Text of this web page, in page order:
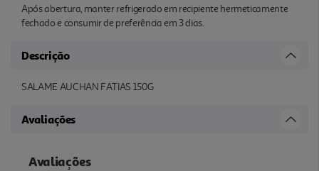
Após abertura, manter refrigerado em recipiente hermeticamente
fechado e consumir de preferência em 3 dias.
Descrição
SALAME AUCHAN FATIAS 150G
Avaliações